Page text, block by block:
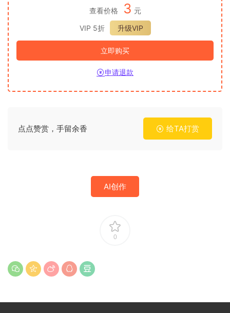
查看价格 3 元
VIP 5折
升级VIP
立即购买
申请退款
点点赞赏，手留余香 给TA打赏
AI创作
0